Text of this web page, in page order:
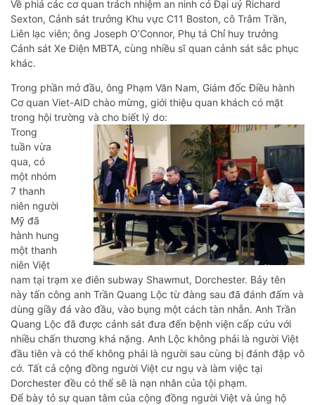
Về phiá các cơ quan trách nhiệm an ninh có Đại uý Richard
Sexton, Cảnh sát trưởng Khu vực C11 Boston, cô Trâm Trần,
Liên lạc viên; ông Joseph O’Connor, Phụ tá Chỉ huy trưởng
Cảnh sát Xe Điện MBTA, cùng nhiều sĩ quan cảnh sát sắc phục
khác.
Trong phần mở đầu, ông Phạm Văn Nam, Giám đốc Điều hành
Cơ quan Viet-AID chào mừng, giới thiệu quan khách có mặt
trong hội trường và cho biết lý do:
Trong
tuần vừa
qua, có
một nhóm
7 thanh
niên người
Mỹ đã
hành hung
một thanh
niên Việt
nam tại trạm xe điên subway Shawmut, Dorchester. Bảy tên
này tấn công anh Trần Quang Lộc từ đàng sau đã đánh đấm và
dùng giầy đá vào đầu, vào bụng một cách tàn nhẫn. Anh Trần
Quang Lộc đã được cảnh sát đưa đến bệnh viện cấp cứu với
nhiều chấn thương khá nặng. Anh Lộc không phải là người Việt
đầu tiên và có thể không phải là người sau cùng bị đánh đập vô
cớ. Tất cả cộng đồng người Việt cư ngụ và làm việc tại
Dorchester đều có thể sẽ là nạn nhân của tội phạm.
Để bày tỏ sự quan tâm của cộng đồng người Việt và ủng hộ